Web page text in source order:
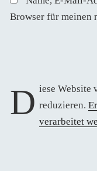
Browser für meinen
Diese Website verwendet Akismet, um Spam zu reduzieren.
verarbeitet